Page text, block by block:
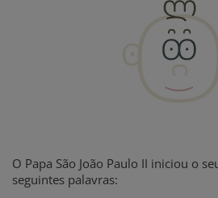
O Papa São João Paulo II iniciou o
seguintes palavras: